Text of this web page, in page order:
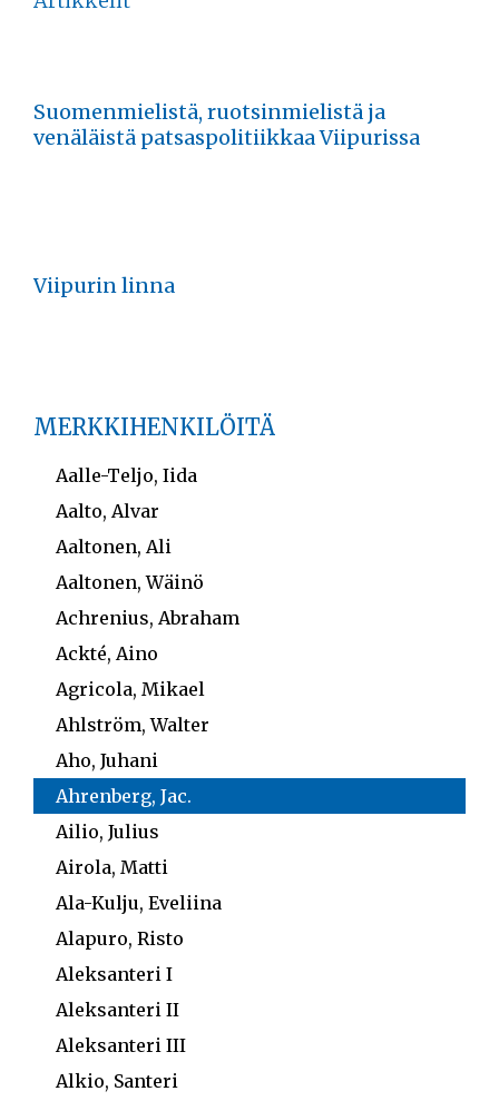
Suomenmielistä, ruotsinmielistä ja
venäläistä patsaspolitiikkaa Viipurissa
Viipurin linna
MERKKIHENKILÖITÄ
Aalle-Teljo, Iida
Aalto, Alvar
Aaltonen, Ali
Aaltonen, Wäinö
Achrenius, Abraham
Ackté, Aino
Agricola, Mikael
Ahlström, Walter
Aho, Juhani
Ahrenberg, Jac.
Ailio, Julius
Airola, Matti
Ala-Kulju, Eveliina
Alapuro, Risto
Aleksanteri I
Aleksanteri II
Aleksanteri III
Alkio, Santeri